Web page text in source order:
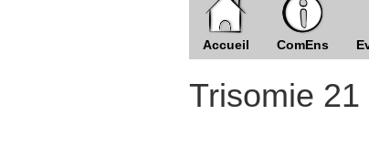
Accueil ComEns
Trisomie 21